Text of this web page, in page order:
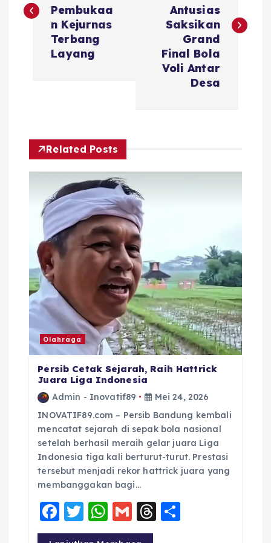
v
s
p
Pembukaa
n Kejurnas
Terbang
Layang
Antusias
Saksikan
Grand
Final Bola
Voli Antar
Desa
Related Posts
Olahraga
Persib Cetak Sejarah, Raih Hattrick
Juara Liga Indonesia
Admin - Inovatif89
Mei 24, 2026
INOVATIF89.com – Persib Bandung kembali
mencatat sejarah di sepak bola nasional
setelah berhasil meraih gelar juara Liga
Indonesia tiga kali berturut-turut. Prestasi
tersebut menjadi rekor hattrick juara yang
membanggakan bagi…
F
a
T
w
W
h
G
m
T